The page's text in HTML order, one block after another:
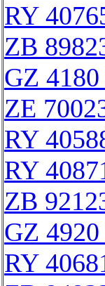
RY
ZB
GZ
ZE
RY
RY
ZB
GZ
RY